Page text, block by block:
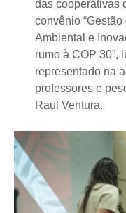
das cooperativas
convênio
Ambiental e
rumo à COP 30”,
representado na
professores e
Raul Ventura.